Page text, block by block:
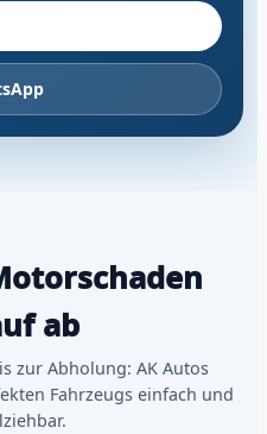
ab
zur Abholung: AK Autos
Fahrzeugs einfach und